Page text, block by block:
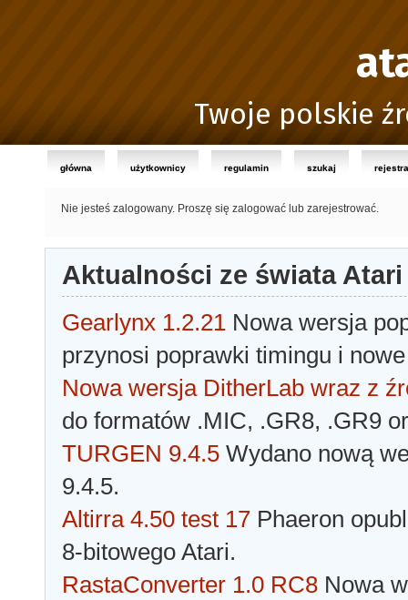
Twoje polskie
główna użytkownicy regulamin szukaj
Nie jesteś zalogowany. Proszę się zalogować lub zarejestrować.
Aktualności ze świata Atari
Gearlynx 1.2.21 Nowa wersja
przynosi poprawki timingu i
Nowa wersja DitherLab wraz z
do formatów .MIC, .GR8, .GR9
TURGEN 9.4.5 Wydano nową
9.4.5.
Altirra 4.50 test 17 Phaeron
8-bitowego Atari.
RastaConverter 1.0 RC8 Nowa